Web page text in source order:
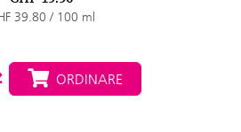
39.80 / 100 ml
ORDINARE